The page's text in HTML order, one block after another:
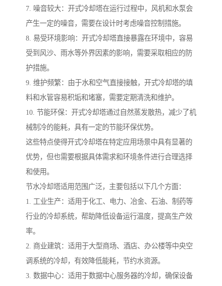
7. 噪音较大：开式冷却塔在运行过程中，风机和水泵会
产生一定的噪音，需要在设计时考虑噪音控制措施。
8. 易受环境影响：开式冷却塔直接暴露在环境中，容易
受到风沙、雨水等外界因素的影响，需要采取相应的防
护措施。
9. 维护频繁：由于水和空气直接接触，开式冷却塔的填
料和水管容易积垢和堵塞，需要定期清洗和维护。
10. 节能环保：开式冷却塔通过自然蒸发散热，减少了机
械制冷的能耗，具有一定的节能环保优势。
这些特点使得开式冷却塔在特定应用场景中具有显著的
优势，但也需要根据具体需求和环境条件进行合理选择
和使用。
节水冷却塔适用范围广泛，主要包括以下几个方面：
1. 工业生产：适用于化工、电力、冶金、石油、制药等
行业的冷却系统，帮助降低设备运行温度，提高生产效
率。
2. 商业建筑：适用于大型商场、酒店、办公楼等中央空
调系统的冷却，有效降低能耗，节约水资源。
3. 数据中心：适用于数据中心服务器的冷却，确保设备